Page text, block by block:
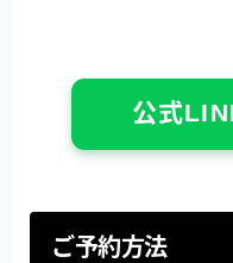
公式
ご予約方法